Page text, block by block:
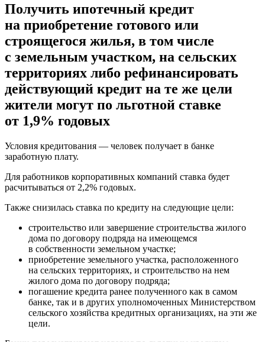
Получить ипотечный кредит
на приобретение готового или
строящегося жилья, в том числе
с земельным участком, на сельских
территориях либо рефинансировать
действующий кредит на те же цели
жители могут по льготной ставке
от 1,9% годовых
Условия кредитования — человек получает в банке
заработную плату.
Для работников корпоративных компаний ставка будет
расчитываться от 2,2% годовых.
Также снизилась ставка по кредиту на следующие цели:
строительство или завершение строительства жилого
дома по договору подряда на имеющемся
в собственности земельном участке;
приобретение земельного участка, расположенного
на сельских территориях, и строительство на нем
жилого дома по договору подряда;
погашение кредита ранее полученного как в самом
банке, так и в других уполномоченных Министерством
сельского хозяйства кредитных организациях, на эти же
цели.